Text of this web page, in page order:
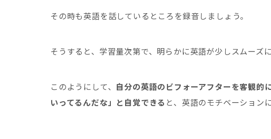
その時も英語を話しているところを録音しましょう。
そうすると、学習量次第で、明らかに英語が少しスムーズ
このようにして、 自分の英語のビフォーアフターを客観的
いってるんだな」と自覚できる と、英語のモチベーション